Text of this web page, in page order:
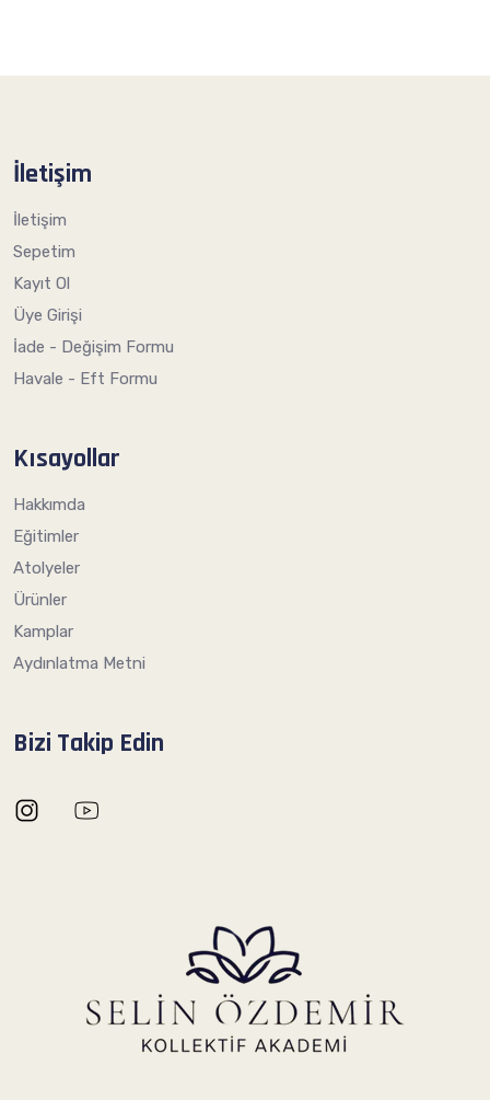
İletişim
İletişim
Sepetim
Kayıt Ol
Üye Girişi
İade - Değişim Formu
Havale - Eft Formu
Kısayollar
Hakkımda
Eğitimler
Atolyeler
Ürünler
Kamplar
Aydınlatma Metni
Bizi Takip Edin